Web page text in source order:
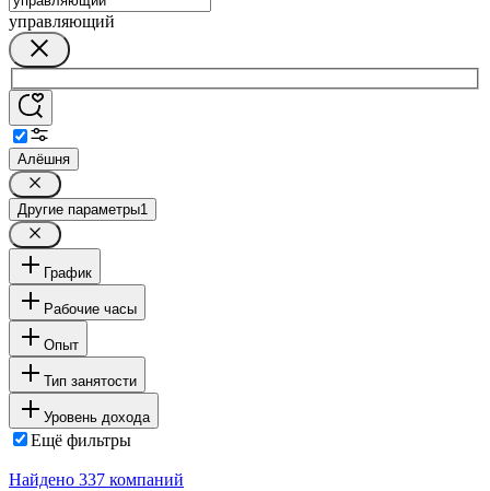
управляющий
Алёшня
Другие параметры1
График
Рабочие часы
Опыт
Тип занятости
Уровень дохода
Ещё фильтры
Найдено 337 компаний